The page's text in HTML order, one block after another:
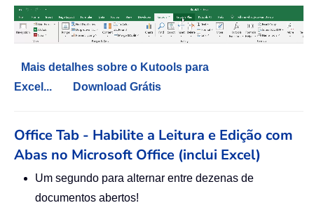
Mais detalhes sobre o Kutools para
Excel...
Download Grátis
Office Tab - Habilite a Leitura e Edição com
Abas no Microsoft Office (inclui Excel)
Um segundo para alternar entre dezenas de
documentos abertos!